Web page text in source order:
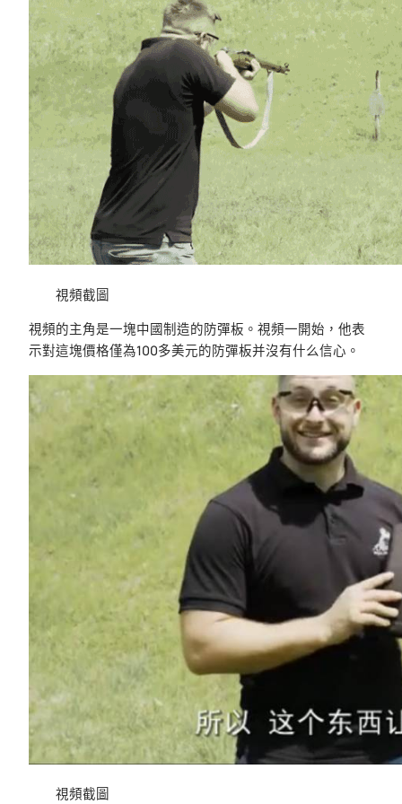
視頻截圖
視頻的主角是一塊中國制造的防彈板。視頻一開始，他表
示對這塊價格僅為100多美元的防彈板并沒有什么信心。
視頻截圖